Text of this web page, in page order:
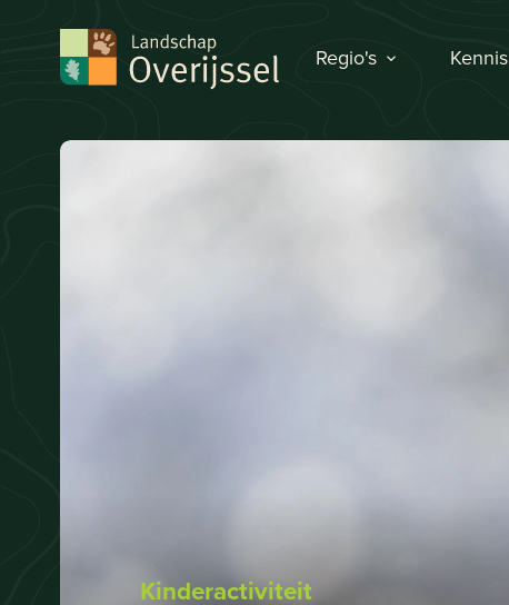
Regio's Kennis
Kinderactiviteit